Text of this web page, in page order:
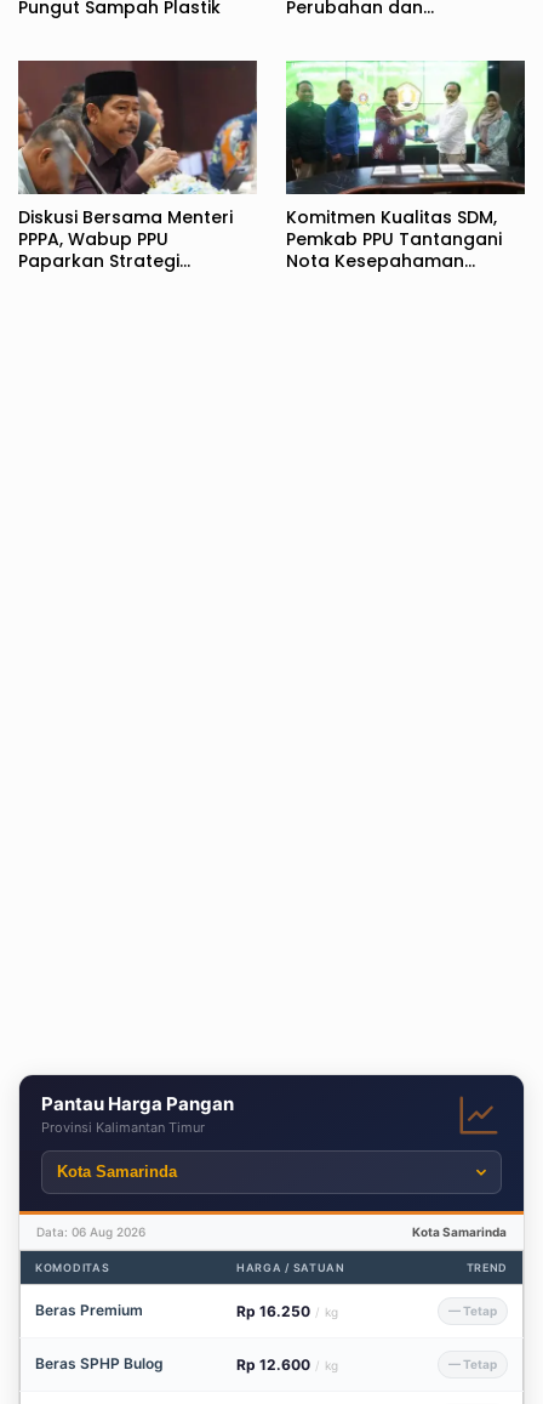
Pungut Sampah Plastik
Perubahan dan
Diskusi Bersama Menteri
PPPA, Wabup PPU
Paparkan Strategi
Komitmen Kualitas SDM,
Pemkab PPU Tantangani
Nota Kesepahaman
Pantau Harga Pangan
Provinsi Kalimantan Timur
Data: 06 Aug 2026 Kota Samarinda
KOMODITAS HARGA / SATUAN TREND
Beras Premium Rp 16.250 / kg — Tetap
Beras SPHP Bulog Rp 12.600 / kg — Tetap